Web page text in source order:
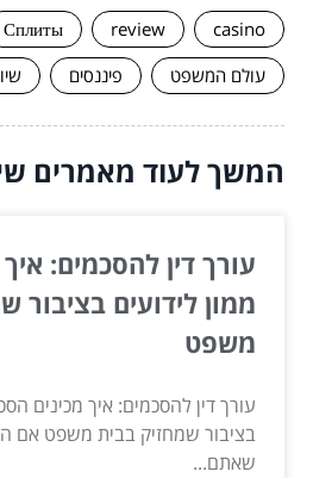
casino
review
Сплиты
עולם המשפט
פיננסים
המשך לעוד מאמרים
עורך דין להסכמים:
ממון לידועים בציבור
משפט
עורך דין להסכמים: איך מכינים
בציבור שמחזיק בבית משפט אם
שאתם...